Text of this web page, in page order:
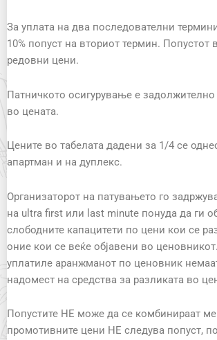
За уплата на два последователни
10% попуст на вториот термин. Попустот
редовни цени.
Патничкото осигурување е
во цената.
Цените во табелата дадени за 1/4 се
апартман и на дуплекс.
Организаторот на патувањето го
на ultra first или last minute понуда да ги
слободните капацитети по цени кои се
оние кои се веќе објавени во
уплатиле аранжманот по ценовник
надомест на средства за разликата во
Попустите НЕ можe да се комбинираат
промотивните цени НЕ следува попуст,